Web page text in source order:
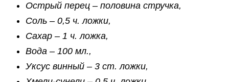
Острый перец – половина стручка,
Соль – 0,5 ч. ложки,
Сахар – 1 ч. ложка,
Вода – 100 мл.,
Уксус винный – 3 ст. ложки,